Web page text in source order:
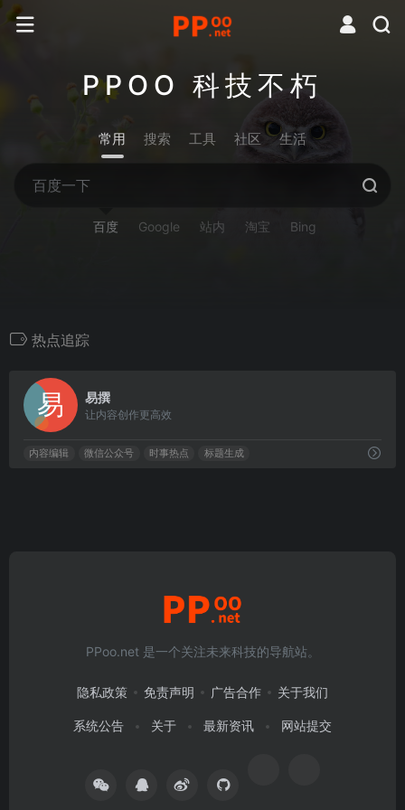
PPOO 科技不朽
常用 搜索 工具 社区 生活
百度 Google 站内 淘宝 Bing
热点追踪
易撰
让内容创作更高效
内容编辑 微信公众号 时事热点 标题生成
PPoo.net 是一个关注未来科技的导航站。
隐私政策 免责声明 广告合作 关于我们
系统公告 关于 最新资讯 网站提交